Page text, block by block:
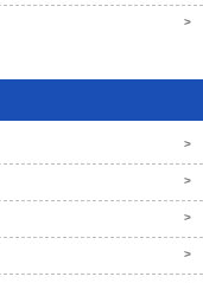
>
>
>
>
>